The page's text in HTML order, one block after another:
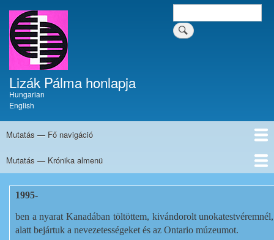
Keresés a tartalomban
Keresés
a
tartalomban
Lizák Pálma honlapja
Hungarian
English
Fő
Mutatás — Fő navigáció
Címlap
Krónika
Művészi pályafutás
Festmények
Tűzzománcok
Írások
Dokumentumok
Kapcsolat
Krónika
Mutatás — Krónika almenü
1988
1990
1991-1992
1992
1993
1994
1995
1996
1997
1998
1995-
ben a nyarat Kanadában töltöttem, kivándorolt
alatt bejártuk a nevezetességeket és az Ontario múzeumot.